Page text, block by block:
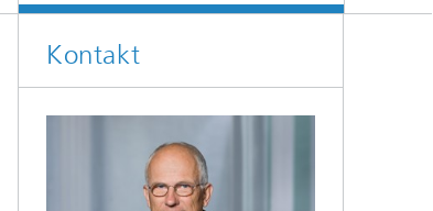
Energie- und Verfahrenstechnik
Hochtemperaturseparation und
Technologieökonomik und
Nachhaltigkeitsanalyse
Kontakt